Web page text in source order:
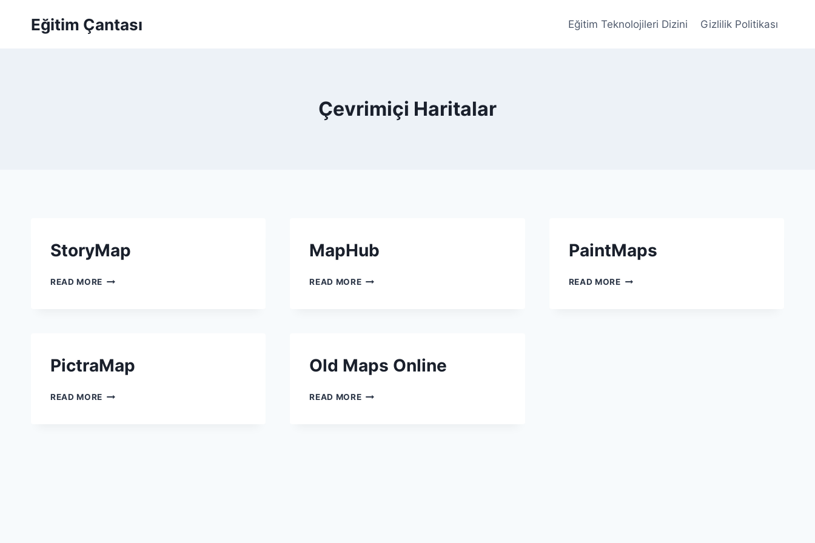
Eğitim Çantası Eğitim Teknolojileri Dizini Gizlilik Politikası
Çevrimiçi Haritalar
StoryMap
READ MORE STORYMAP
MapHub
READ MOREMAPHUB
PaintMaps
READ MOREPAINTMAPS
PictraMap
READ MORE PICTRAMAP
Old Maps Online
READ MOREOLD MAPS ONLINE